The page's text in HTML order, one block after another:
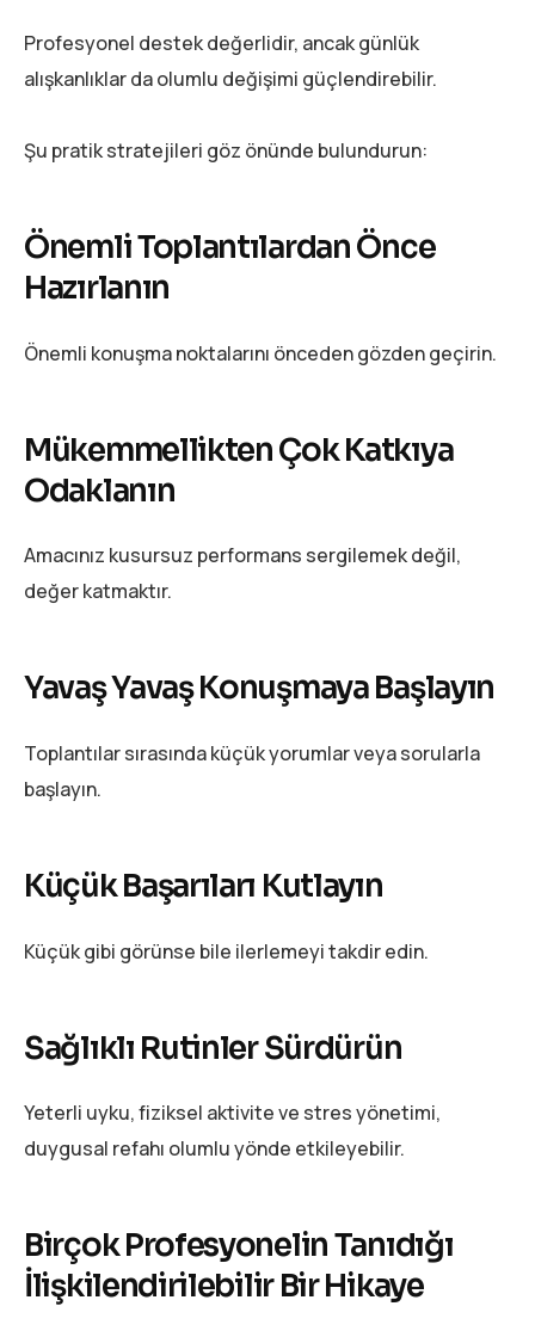
Profesyonel destek değerlidir, ancak günlük
alışkanlıklar da olumlu değişimi güçlendirebilir.
Şu pratik stratejileri göz önünde bulundurun:
Önemli Toplantılardan Önce
Hazırlanın
Önemli konuşma noktalarını önceden gözden geçirin.
Mükemmellikten Çok Katkıya
Odaklanın
Amacınız kusursuz performans sergilemek değil,
değer katmaktır.
Yavaş Yavaş Konuşmaya Başlayın
Toplantılar sırasında küçük yorumlar veya sorularla
başlayın.
Küçük Başarıları Kutlayın
Küçük gibi görünse bile ilerlemeyi takdir edin.
Sağlıklı Rutinler Sürdürün
Yeterli uyku, fiziksel aktivite ve stres yönetimi,
duygusal refahı olumlu yönde etkileyebilir.
Birçok Profesyonelin Tanıdığı
İlişkilendirilebilir Bir Hikaye